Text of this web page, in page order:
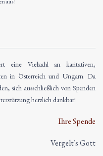
aus!
eine Vielzahl an karitativen,
in Österreich und Ungarn. Da
sich ausschließlich von Spenden
herzlich dankbar!
Ihre Spende
Vergelt´s Gott